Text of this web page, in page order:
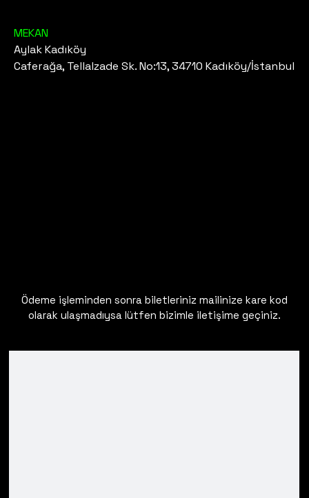
MEKAN
Aylak Kadıköy
Caferağa, Tellalzade Sk. No:13, 34710 Kadıköy/İstanbul
Ödeme işleminden sonra biletleriniz mailinize kare kod
olarak ulaşmadıysa lütfen bizimle iletişime geçiniz.